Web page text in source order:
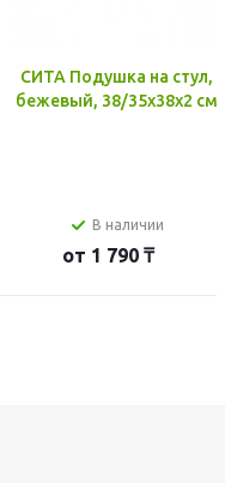
СИТА Подушка на стул,
бежевый, 38/35x38x2 см
В наличии
от 1 790 ₸